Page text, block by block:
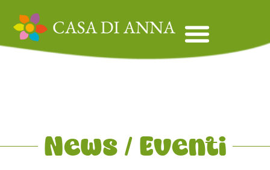
News / Eventi